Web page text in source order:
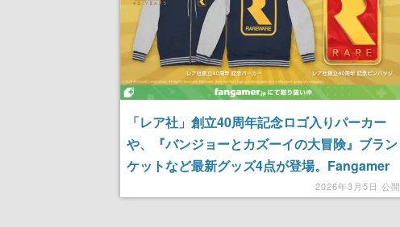
「レア社」創立40周年記念ロゴ入りパーカー
や、『バンジョーとカズーイの大冒険』ブラン
ケットなど最新グッズ4点が登場。Fangamer
2026年3月5日 公開